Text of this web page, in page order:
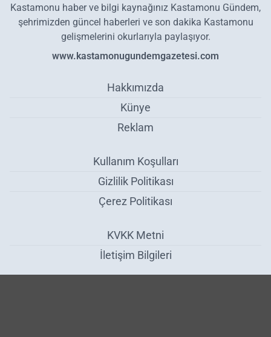
Kastamonu haber ve bilgi kaynağınız Kastamonu Gündem,
şehrimizden güncel haberleri ve son dakika Kastamonu
gelişmelerini okurlarıyla paylaşıyor.
www.kastamonugundemgazetesi.com
Hakkımızda
Künye
Reklam
Kullanım Koşulları
Gizlilik Politikası
Çerez Politikası
KVKK Metni
İletişim Bilgileri